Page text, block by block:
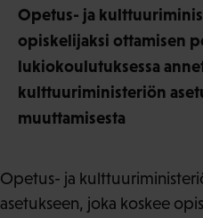
Opetus- ja
opiskelijaksi ottamisen
lukiokoulutuksessa
kulttuuriministeriön
muuttamisesta
Opetus- ja
asetukseen, joka koskee